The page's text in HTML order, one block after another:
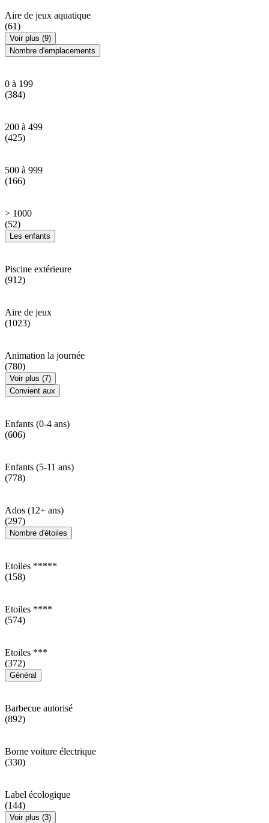
Aire de jeux aquatique
(61)
Voir plus (9)
Nombre d'emplacements
0 à 199
(384)
200 à 499
(425)
500 à 999
(166)
> 1000
(52)
Les enfants
Piscine extérieure
(912)
Aire de jeux
(1023)
Animation la journée
(780)
Voir plus (7)
Convient aux
Enfants (0-4 ans)
(606)
Enfants (5-11 ans)
(778)
Ados (12+ ans)
(297)
Nombre d'étoiles
Etoiles *****
(158)
Etoiles ****
(574)
Etoiles ***
(372)
Général
Barbecue autorisé
(892)
Borne voiture électrique
(330)
Label écologique
(144)
Voir plus (3)